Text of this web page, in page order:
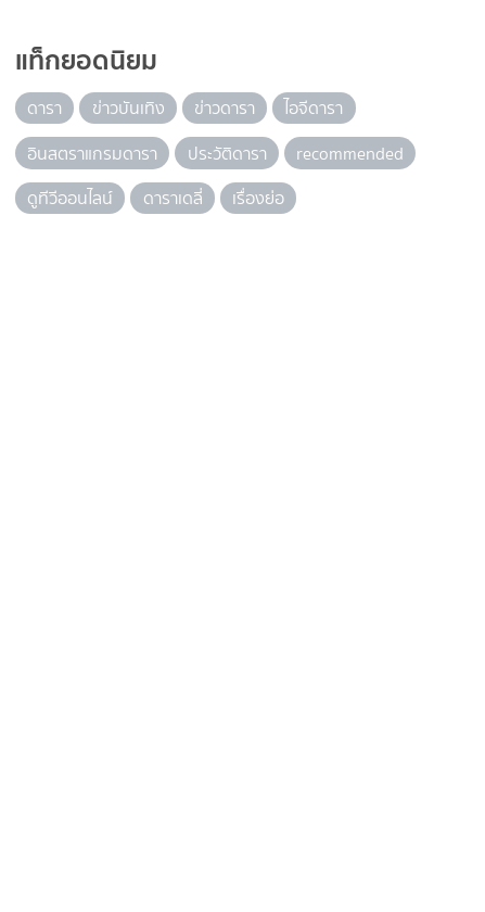
แท็กยอดนิยม
ดารา ข่าวบันเทิง ข่าวดารา
ไอจีดารา
อินสตราแกรมดารา
ประวัติดารา
recommended
ดูทีวีออนไลน์
ดาราเดลี่ เรื่องย่อ